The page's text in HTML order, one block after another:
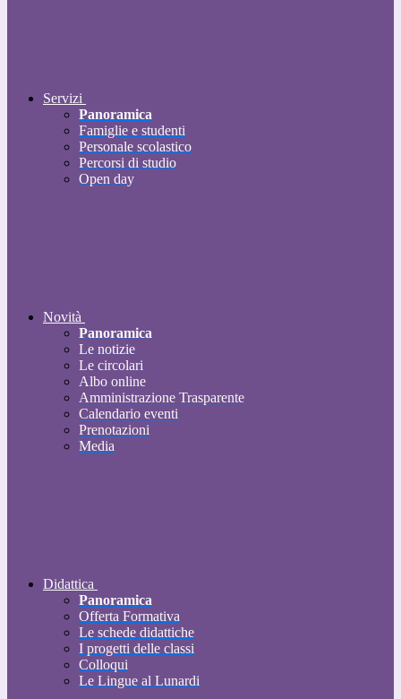
Servizi
Panoramica
Famiglie e studenti
Personale scolastico
Percorsi di studio
Open day
Novità
Panoramica
Le notizie
Le circolari
Albo online
Amministrazione Trasparente
Calendario eventi
Prenotazioni
Media
Didattica
Panoramica
Offerta Formativa
Le schede didattiche
I progetti delle classi
Colloqui
Le Lingue al Lunardi